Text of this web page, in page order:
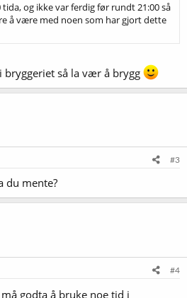
tida, og ikke var ferdig før rundt 21:00 så
å være med noen som har gjort dette
så la vær å brygg
#3
du mente?
#4
godta å bruke noe tid i